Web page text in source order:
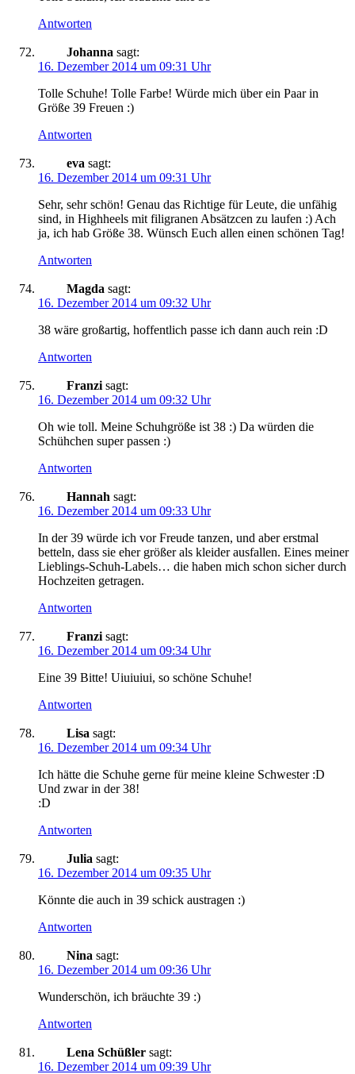
Antworten
Johanna sagt:
16. Dezember 2014 um 09:31 Uhr
Tolle Schuhe! Tolle Farbe! Würde mich über ein Paar in
Größe 39 Freuen :)
Antworten
eva sagt:
16. Dezember 2014 um 09:31 Uhr
Sehr, sehr schön! Genau das Richtige für Leute, die unfähig
sind, in Highheels mit filigranen Absätzcen zu laufen :) Ach
ja, ich hab Größe 38. Wünsch Euch allen einen schönen Tag!
Antworten
Magda sagt:
16. Dezember 2014 um 09:32 Uhr
38 wäre großartig, hoffentlich passe ich dann auch rein :D
Antworten
Franzi sagt:
16. Dezember 2014 um 09:32 Uhr
Oh wie toll. Meine Schuhgröße ist 38 :) Da würden die
Schühchen super passen :)
Antworten
Hannah sagt:
16. Dezember 2014 um 09:33 Uhr
In der 39 würde ich vor Freude tanzen, und aber erstmal
betteln, dass sie eher größer als kleider ausfallen. Eines meiner
Lieblings-Schuh-Labels… die haben mich schon sicher durch
Hochzeiten getragen.
Antworten
Franzi sagt:
16. Dezember 2014 um 09:34 Uhr
Eine 39 Bitte! Uiuiuiui, so schöne Schuhe!
Antworten
Lisa sagt:
16. Dezember 2014 um 09:34 Uhr
Ich hätte die Schuhe gerne für meine kleine Schwester :D
Und zwar in der 38!
:D
Antworten
Julia sagt:
16. Dezember 2014 um 09:35 Uhr
Könnte die auch in 39 schick austragen :)
Antworten
Nina sagt:
16. Dezember 2014 um 09:36 Uhr
Wunderschön, ich bräuchte 39 :)
Antworten
Lena Schüßler sagt:
16. Dezember 2014 um 09:39 Uhr